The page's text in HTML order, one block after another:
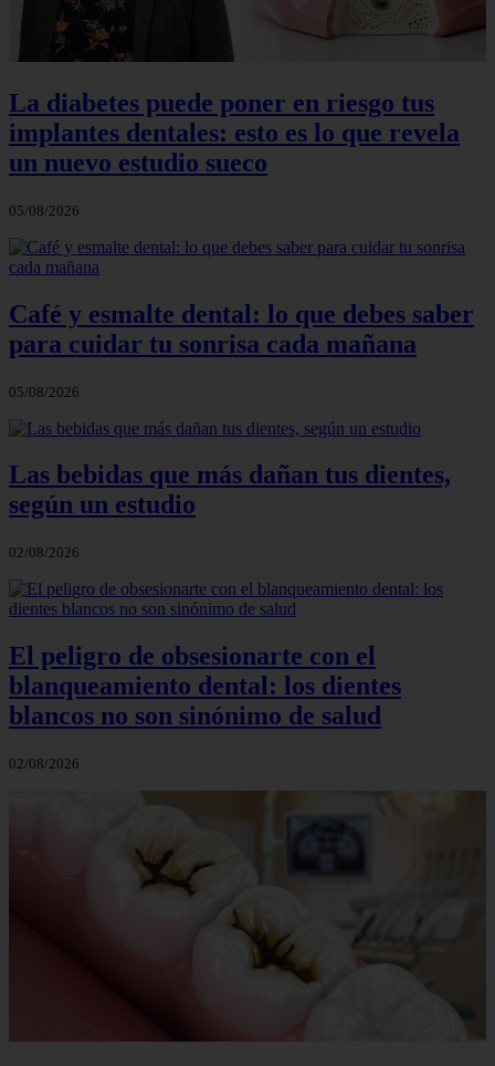
La diabetes puede poner en riesgo tus
implantes dentales: esto es lo que revela
un nuevo estudio sueco
05/08/2026
Café y esmalte dental: lo que debes saber
para cuidar tu sonrisa cada mañana
05/08/2026
Las bebidas que más dañan tus dientes,
según un estudio
02/08/2026
El peligro de obsesionarte con el
blanqueamiento dental: los dientes
blancos no son sinónimo de salud
02/08/2026